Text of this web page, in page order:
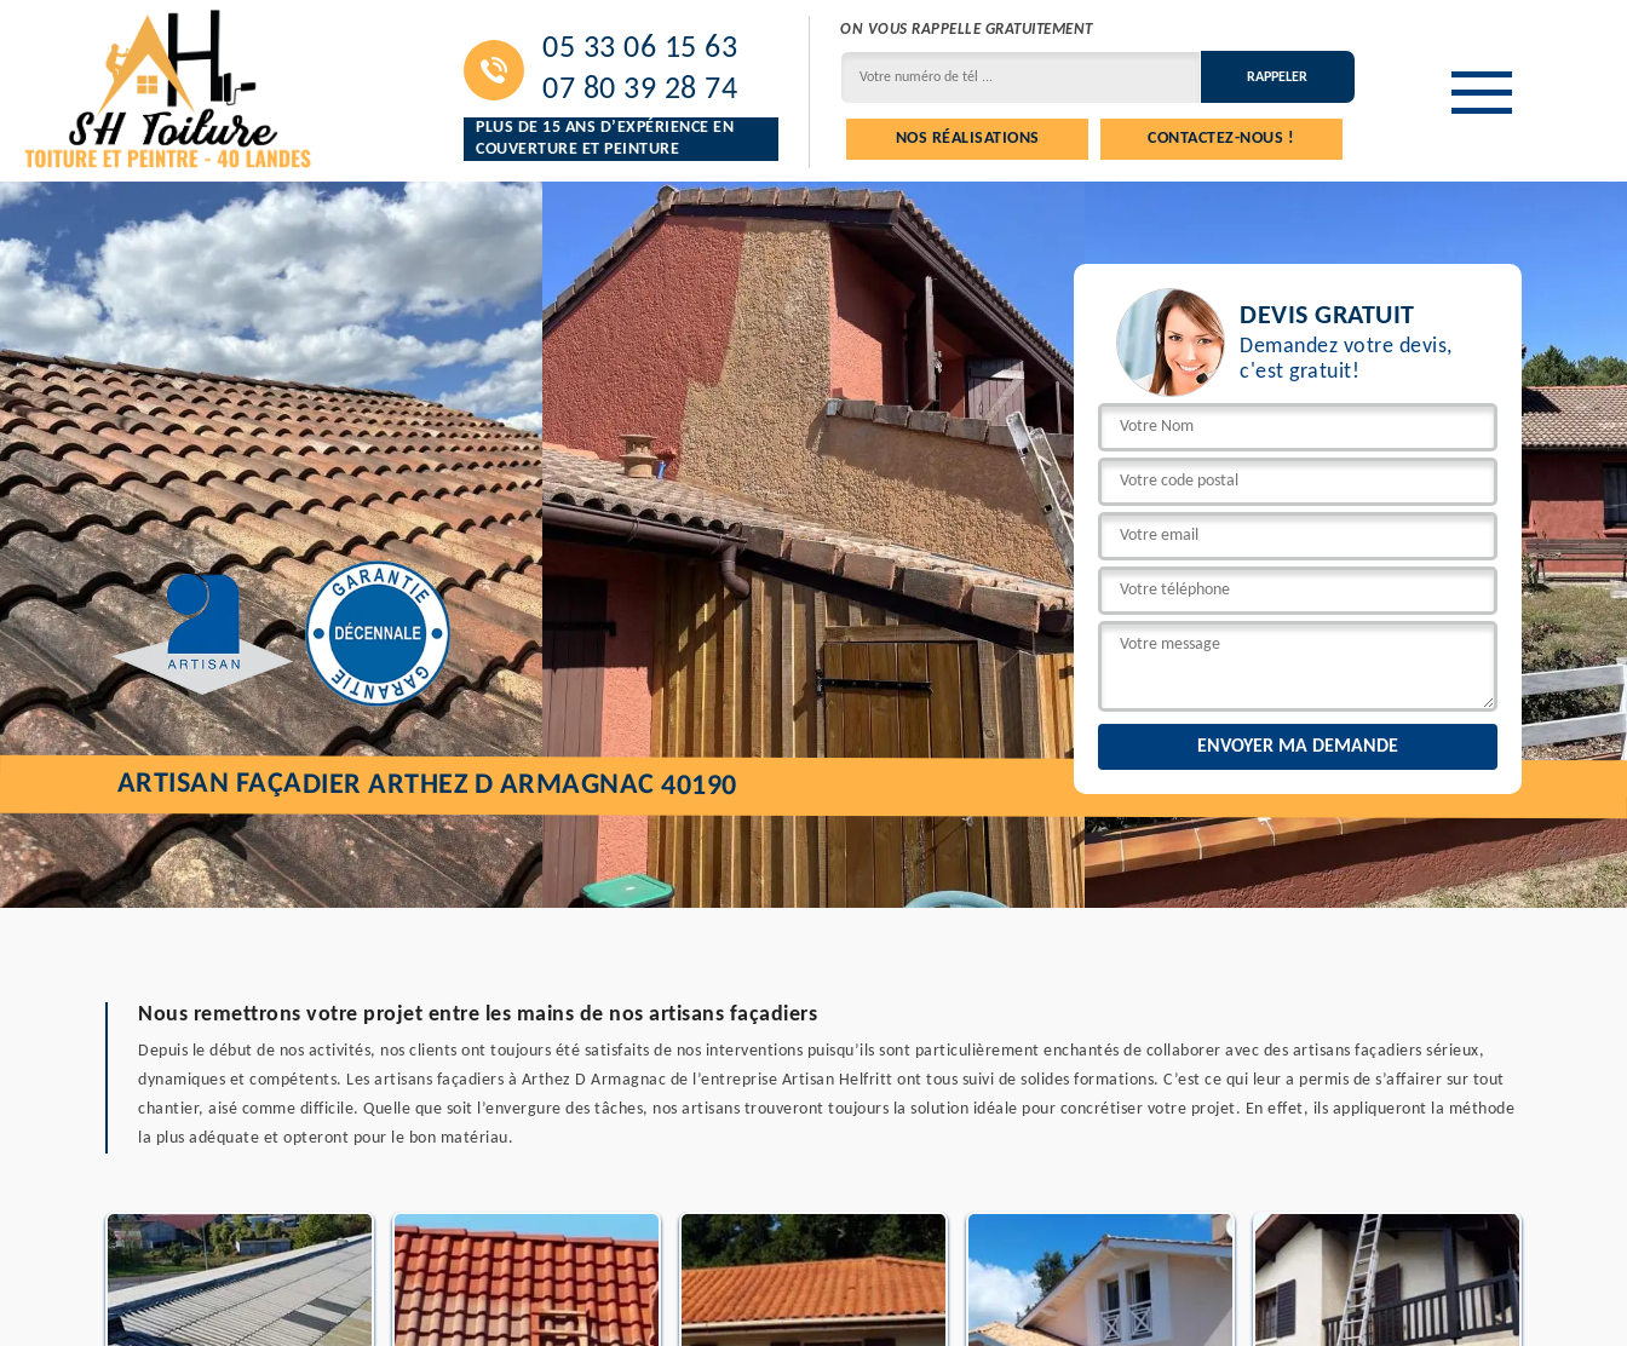
05 33 06 15 63
07 80 39 28 74
PLUS DE 15 ANS D’EXPÉRIENCE EN
COUVERTURE ET PEINTURE
ON VOUS RAPPELLE GRATUITEMENT
NOS RÉALISATIONS CONTACTEZ-NOUS !
DEVIS GRATUIT
Demandez votre devis,
c'est gratuit!
ARTISAN FAÇADIER ARTHEZ D ARMAGNAC 40190
Nous remettrons votre projet entre les mains de nos artisans façadiers
Depuis le début de nos activités, nos clients ont toujours été satisfaits de nos interventions puisqu’ils sont particulièrement enchantés de collaborer avec des artisans façadiers sérieux,
dynamiques et compétents. Les artisans façadiers à Arthez D Armagnac de l’entreprise Artisan Helfritt ont tous suivi de solides formations. C’est ce qui leur a permis de s’affairer sur tout
chantier, aisé comme difficile. Quelle que soit l’envergure des tâches, nos artisans trouveront toujours la solution idéale pour concrétiser votre projet. En effet, ils appliqueront la méthode
la plus adéquate et opteront pour le bon matériau.